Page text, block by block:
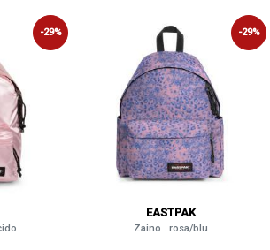
-29% -29%
EASTPAK
Zaino . rosa/blu